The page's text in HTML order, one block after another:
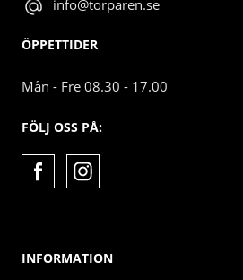
info@torparen.se
ÖPPETTIDER
Mån - Fre 08.30 - 17.00
FÖLJ OSS PÅ:
INFORMATION